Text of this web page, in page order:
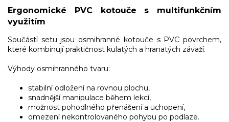
Ergonomické PVC kotouče s multifunkčním
využitím
Součástí setu jsou osmihranné kotouče s PVC povrchem,
které kombinují praktičnost kulatých a hranatých závaží.
Výhody osmihranného tvaru:
stabilní odložení na rovnou plochu,
snadnější manipulace během lekcí,
možnost pohodlného přenášení a uchopení,
omezení nekontrolovaného pohybu po podlaze.